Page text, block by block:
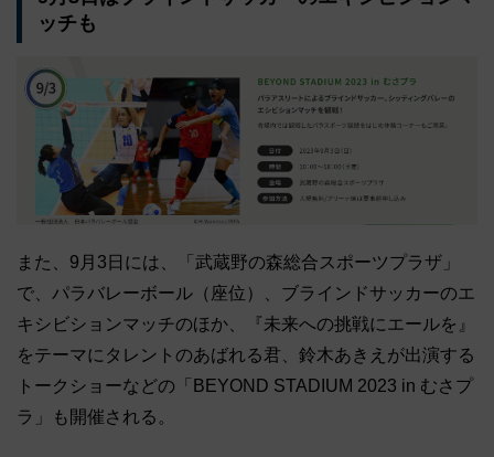
ッチも
また、9月3日には、「武蔵野の森総合スポーツプラザ」
で、パラバレーボール（座位）、ブラインドサッカーのエ
キシビションマッチのほか、『未来への挑戦にエールを』
をテーマにタレントのあばれる君、鈴木あきえが出演する
トークショーなどの「BEYOND STADIUM 2023 in むさプ
ラ」も開催される。